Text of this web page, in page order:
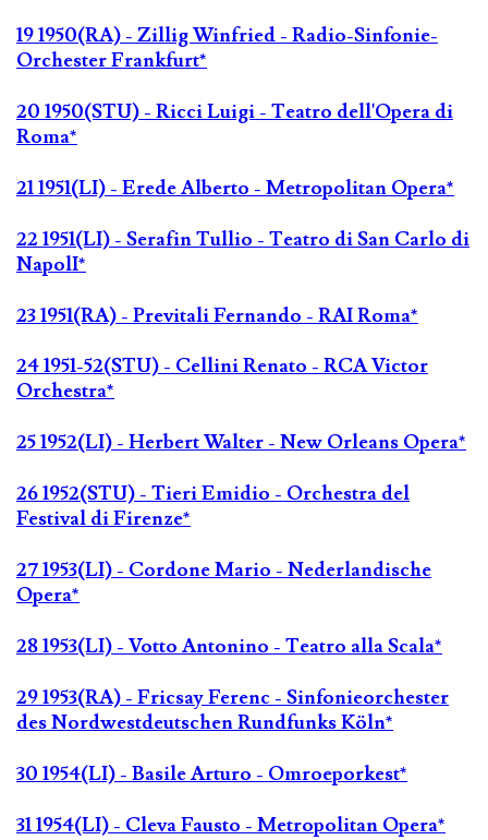
19 1950(RA) - Zillig Winfried - Radio-Sinfonie-
Orchester Frankfurt*
20 1950(STU) - Ricci Luigi - Teatro dell'Opera di
Roma*
21 1951(LI) - Erede Alberto - Metropolitan Opera*
22 1951(LI) - Serafin Tullio - Teatro di San Carlo di
NapolI*
23 1951(RA) - Previtali Fernando - RAI Roma*
24 1951-52(STU) - Cellini Renato - RCA Victor
Orchestra*
25 1952(LI) - Herbert Walter - New Orleans Opera*
26 1952(STU) - Tieri Emidio - Orchestra del
Festival di Firenze*
27 1953(LI) - Cordone Mario - Nederlandische
Opera*
28 1953(LI) - Votto Antonino - Teatro alla Scala*
29 1953(RA) - Fricsay Ferenc - Sinfonieorchester
des Nordwestdeutschen Rundfunks Köln*
30 1954(LI) - Basile Arturo - Omroeporkest*
31 1954(LI) - Cleva Fausto - Metropolitan Opera*